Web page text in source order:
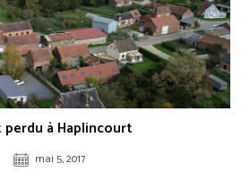
à Haplincourt
mai 5, 2017